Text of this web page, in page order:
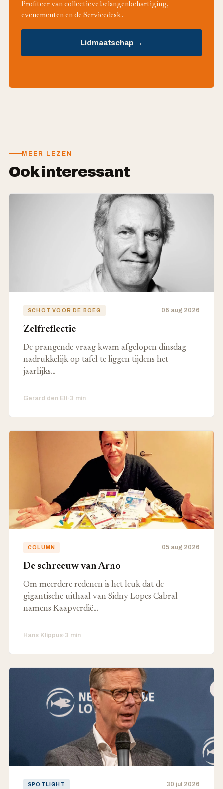
Profiteer van collectieve belangenbehartiging,
evenementen en de Servicedesk.
Lidmaatschap →
MEER LEZEN
Ook interessant
SCHOT VOOR DE BOEG 06 aug 2026
Zelfreflectie
De prangende vraag kwam afgelopen dinsdag
nadrukkelijk op tafel te liggen tijdens het
jaarlijks…
Gerard den Elt·3 min
COLUMN 05 aug 2026
De schreeuw van Arno
Om meerdere redenen is het leuk dat de
gigantische uithaal van Sidny Lopes Cabral
namens Kaapverdië…
Hans Klippus·3 min
SPOTLIGHT 30 jul 2026